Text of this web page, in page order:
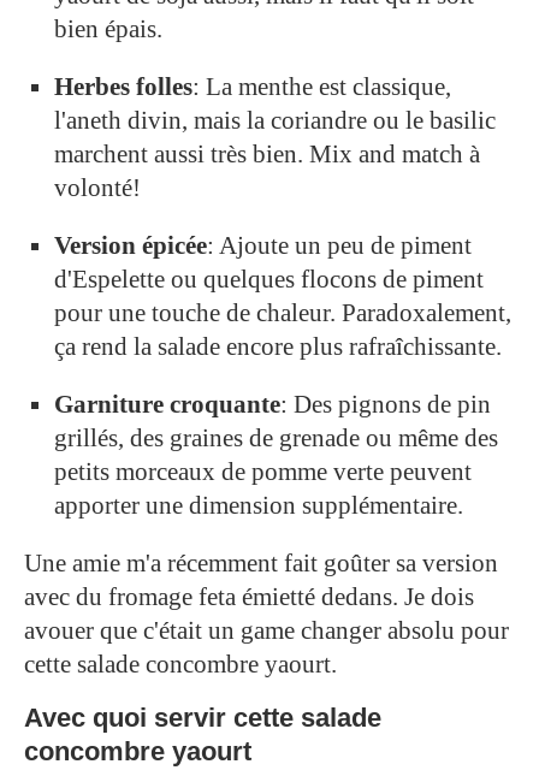
bien épais.
Herbes folles: La menthe est classique,
l'aneth divin, mais la coriandre ou le basilic
marchent aussi très bien. Mix and match à
volonté!
Version épicée: Ajoute un peu de piment
d'Espelette ou quelques flocons de piment
pour une touche de chaleur. Paradoxalement,
ça rend la salade encore plus rafraîchissante.
Garniture croquante: Des pignons de pin
grillés, des graines de grenade ou même des
petits morceaux de pomme verte peuvent
apporter une dimension supplémentaire.
Une amie m'a récemment fait goûter sa version
avec du fromage feta émietté dedans. Je dois
avouer que c'était un game changer absolu pour
cette salade concombre yaourt.
Avec quoi servir cette salade
concombre yaourt